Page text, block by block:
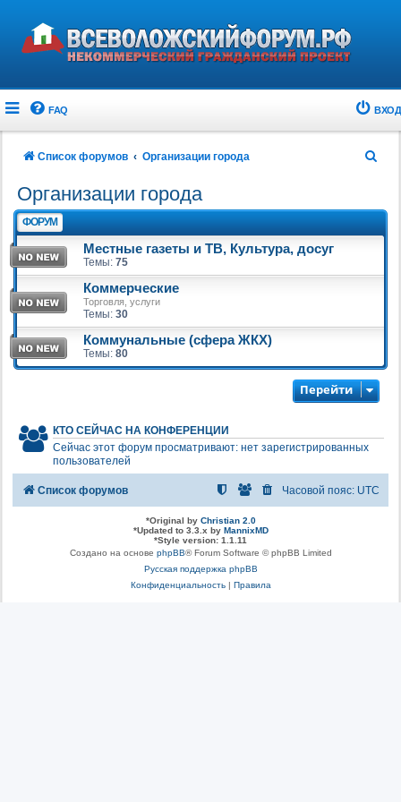
FAQ ВХОД
Список форумов Организации города
Организации города
ФОРУМ
Местные газеты и ТВ, Культура, досуг
Темы: 75
Коммерческие
Торговля, услуги
Темы: 30
Коммунальные (сфера ЖКХ)
Темы: 80
Перейти
КТО СЕЙЧАС НА КОНФЕРЕНЦИИ
Сейчас этот форум просматривают: нет зарегистрированных
пользователей
Список форумов Часовой пояс: UTC
*Original by Christian 2.0
*Updated to 3.3.x by MannixMD
*Style version: 1.1.11
Создано на основе phpBB® Forum Software © phpBB Limited
Русская поддержка phpBB
Конфиденциальность| Правила